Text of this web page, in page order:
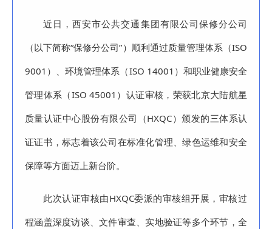
近日，西安市公共交通集团有限公司保修分公司
（以下简称“保修分公司”）顺利通过质量管理体系（ISO
9001）、环境管理体系（ISO 14001）和职业健康安全
管理体系（ISO 45001）认证审核，荣获北京大陆航星
质量认证中心股份有限公司（HXQC）颁发的三体系认
证证书，标志着该公司在标准化管理、绿色运维和安全
保障等方面迈上新台阶。
此次认证审核由HXQC委派的审核组开展，审核过
程涵盖深度访谈、文件审查、实地验证等多个环节，全